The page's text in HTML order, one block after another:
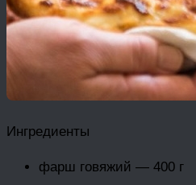
Ингредиенты
фарш говяжий — 400 г